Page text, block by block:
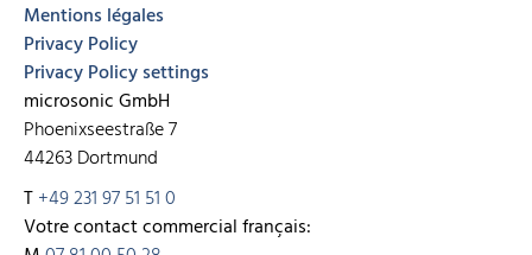
Mentions légales
Privacy Policy
Privacy Policy settings
microsonic GmbH
Phoenixseestraße 7
44263 Dortmund
T+49 231 97 51 51 0
Votre contact commercial français: